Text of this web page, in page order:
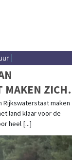
MAKEN ZICH
Rijkswaterstaat maken
land klaar voor de
heel [...]